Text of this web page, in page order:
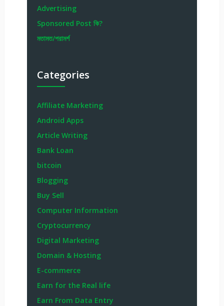
Advertising
Sponsored Post কি?
মতামত/পরামর্শ
Categories
Affiliate Marketing
Android Apps
Article Writing
Bank Loan
bitcoin
Blogging
Buy Sell
Computer Information
Cryptocurrency
Digital Marketing
Domain & Hosting
E-commerce
Earn for the Real life
Earn From Data Entry